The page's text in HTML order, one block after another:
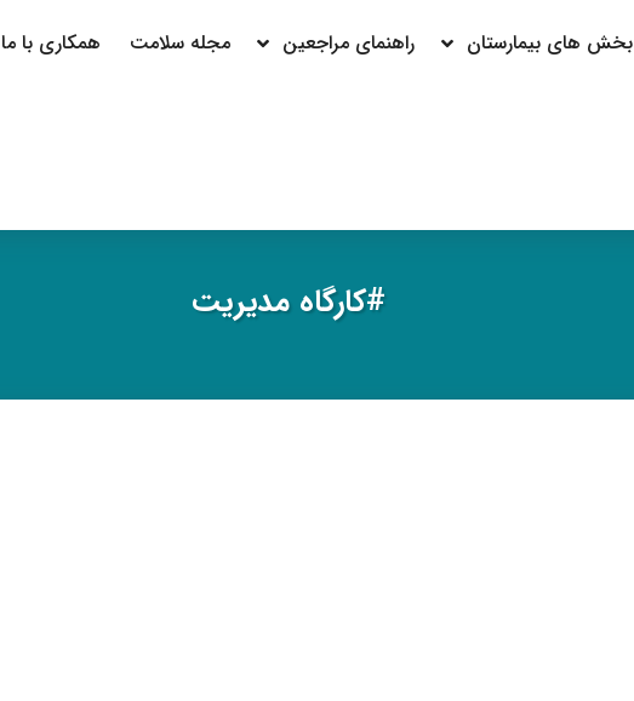
بخش های بیمارستان راهنمای مراجعین مجله سلامت همکاری با ما
#كارگاه مديريت